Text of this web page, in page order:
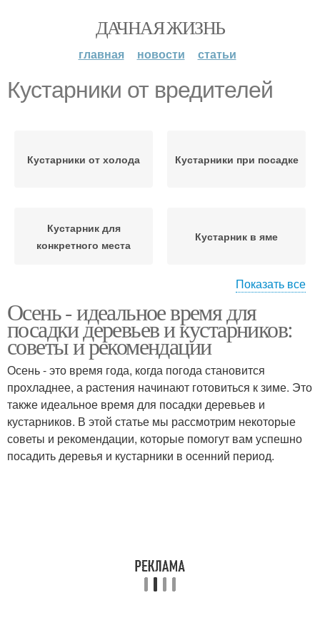
ДАЧНАЯ ЖИЗНЬ
главная новости статьи
Кустарники от вредителей
Кустарники от холода Кустарники при посадке
Кустарник для
конкретного места
Кустарник в яме
Ягодные кустарники Ягодный кустарник
Скороплодные
кустарники
Кустарники в
различные сезоны
Показать все
Осень - идеальное время для
посадки деревьев и кустарников:
советы и рекомендации
Осень - это время года, когда погода становится
прохладнее, а растения начинают готовиться к зиме. Это
также идеальное время для посадки деревьев и
кустарников. В этой статье мы рассмотрим некоторые
советы и рекомендации, которые помогут вам успешно
посадить деревья и кустарники в осенний период.